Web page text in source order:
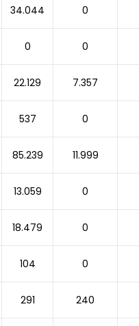
34.044 0
0 0
22.129 7.357
537 0
85.239 11.999
13.059 0
18.479 0
104 0
291 240